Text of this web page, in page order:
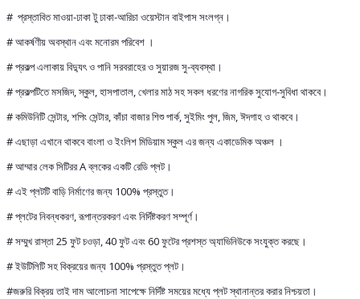
# প্রস্তাবিত মাওয়া-ঢাকা টু ঢাকা-আরিচা ওয়েস্টান বাইপাস সংলগ্ন।
# আকর্ষণীয় অবস্থান এবং মনোরম পরিবেশ ।
# প্রকল্প এলাকায় বিদ্যুৎ ও পানি সরবরাহের ও সুয়ারজ সু-ব্যবস্থা।
# প্রকল্পটিতে মসজিদ, স্কুল, হাসপাতাল, খেলার মাঠ সহ সকল ধরণের নাগরিক সুযোগ-সুবিধা থাকবে।
# কমিউনিটি সেন্টার, শপিং সেন্টার, কাঁচা বাজার শিশু পার্ক, সুইমিং পুল, জিম, ঈদগাহ ও থাকবে।
# এছাড়া এখানে থাকবে বাংলা ও ইংলিশ মিডিয়াম স্কুল এর জন্য একাডেমিক অঞ্চল ।
# আম্মার লেক সিটিরর A ব্লকের একটি রেডি প্লট।
# এই প্লটটি বাড়ি নির্মাণের জন্য 100% প্রস্তুত।
# প্লটের নিবন্ধকরণ, রূপান্তরকরণ এবং নির্দিষ্টকরণ সম্পূর্ণ।
# সম্মুখ রাস্তা 25 ফুট চওড়া, 40 ফুট এবং 60 ফুটের প্রশস্ত অ্যাভিনিউকে সংযুক্ত করছে।
# ইউটিলিটি সহ বিক্রয়ের জন্য 100% প্রস্তুত প্লট।
#জরুরি বিক্রয় তাই দাম আলোচনা সাপেক্ষে নির্দিষ্ট সময়ের মধ্যে প্লট স্থানান্তর করার নিশ্চয়তা।